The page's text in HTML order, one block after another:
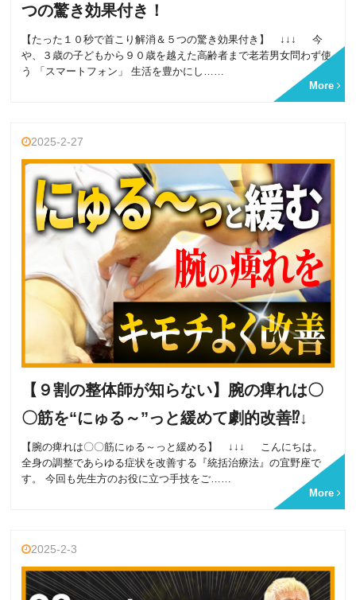
つの驚き効果付き！
【たった１０秒で首こり解消＆５つの驚き効果付き】 ↓↓↓ 今
や、３歳の子どもから９０歳を越えた高齢者まで老若男女問わず使
う 「スマートフォン」 生活を豊かにし……
More
2025-2-27
【９割の整体師が知らない】腕の痺れは〇
〇筋を“にゅる～”っと緩めて劇的改善⁉↓
【腕の痺れは〇〇筋にゅる～っと緩める】 ↓↓↓ こんにちは。
全身の調整であらゆる症状を改善する『統括治療法』の宜野座で
す。 今回も先生方のお役に立つ手技をご……
More
2025-2-3